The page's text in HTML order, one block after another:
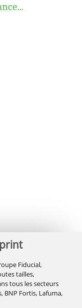
Fiducial,
tailles,
tous les secteurs
BNP Fortis, Lafuma,